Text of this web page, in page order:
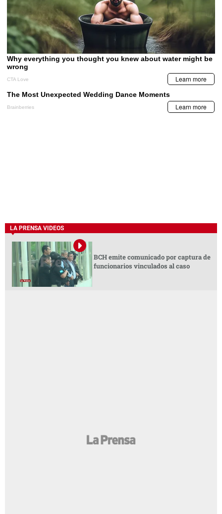
LA PRENSA VIDEOS
BCH emite comunicado por captura de
funcionarios vinculados al caso